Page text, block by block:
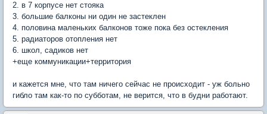
2. в 7 корпусе нет стояка
3. большие балконы ни один не застеклен
4. половина маленьких балконов тоже пока без остекления
5. радиаторов отопления нет
6. школ, садиков нет
+еще коммуникации+территория
и кажется мне, что там ничего сейчас не происходит - уж больно
гибло там как-то по субботам, не верится, что в будни работают.